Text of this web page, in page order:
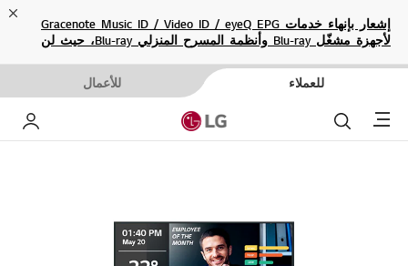
إشعار بإنهاء خدمات Gracenote Music ID / Video ID / eyeQ EPG
لأجهزة مشغّل Blu-ray وأنظمة المسرح المنزلي Blu-ray، حيث لن
للعملاء للأعمال
Menu بحث